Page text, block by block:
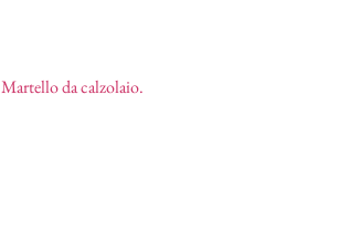
Martello da calzolaio
Martello da calzolaio.